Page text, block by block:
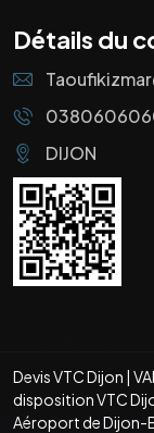
Détails du
DIJON
Devis VTC Dijon |
disposition VTC
Aéroport de Dijon-